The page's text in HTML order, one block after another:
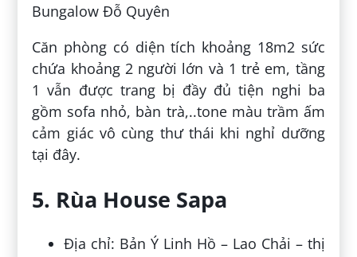
Bungalow Đỗ Quyên
Căn phòng có diện tích khoảng 18m2 sức
chứa khoảng 2 người lớn và 1 trẻ em, tầng
1 vẫn được trang bị đầy đủ tiện nghi ba
gồm sofa nhỏ, bàn trà,..tone màu trầm ấm
cảm giác vô cùng thư thái khi nghỉ dưỡng
tại đây.
5. Rùa House Sapa
Địa chỉ: Bản Ý Linh Hồ – Lao Chải – thị